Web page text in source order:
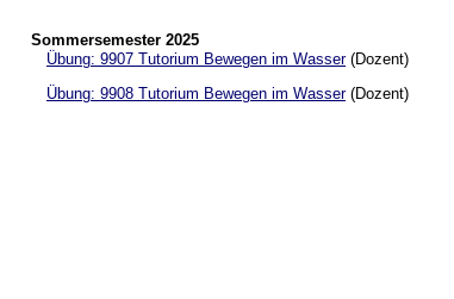
Sommersemester 2025
Übung: 9907 Tutorium Bewegen im Wasser(Dozent)
Übung: 9908 Tutorium Bewegen im Wasser(Dozent)